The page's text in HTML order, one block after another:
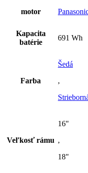
motor
Kapacita
batérie
691 Wh
Farba
Šedá
,
Veľkosť rámu
16"
,
18"